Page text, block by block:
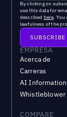
By clicking on
use this data for
described here. You
lawfulness of the
EMPRESA
Acerca de
Carreras
AI Information
Whistleblower
COMPARE